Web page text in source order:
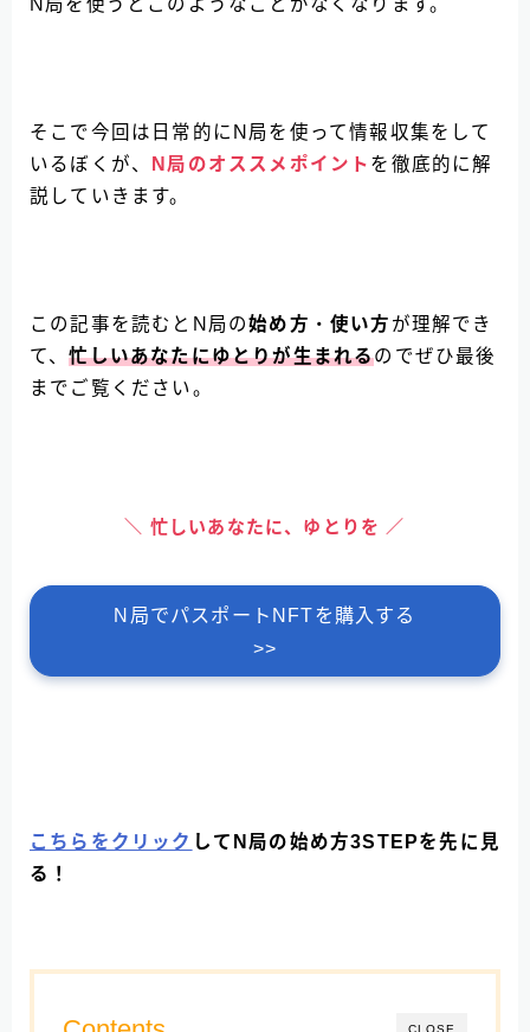
そこで今回は日常的にN局を使って情報収集をして
いるぼくが、
N局のオススメポイント を徹底的に解
説していきます。
この記事を読むとN局の始め方 ・使い方 が理解でき
て、忙しいあなたにゆとりが生まれるのでぜひ最後
までご覧ください。
＼ 忙しいあなたに、ゆとりを ／
N局でパスポートNFTを購入する
>>
こちらをクリック してN局の始め方3STEPを先に見
る！
CLOSE